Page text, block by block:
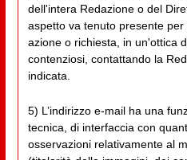
dell'intera Redazione o del
aspetto va tenuto presente
azione o richiesta, in un'ottica
contenziosi, contattando la
indicata.
5) L’indirizzo e-mail ha una
tecnica, di interfaccia con
osservazioni relativamente al